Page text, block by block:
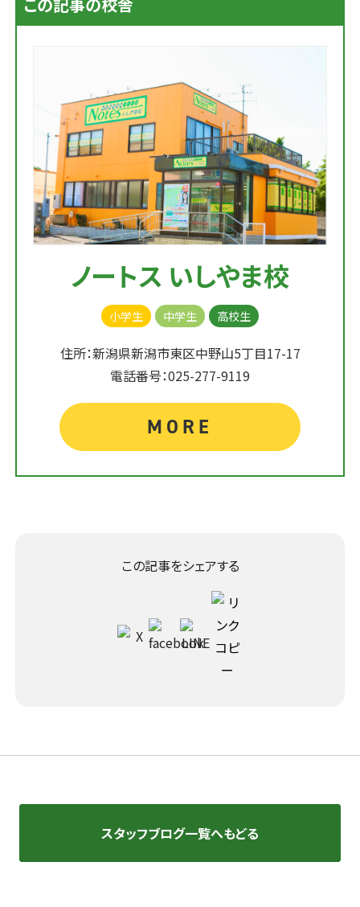
ノートス いしやま校
小学生 中学生 高校生
住所：新潟県新潟市東区中野山5丁目17-17
電話番号：025-277-9119
MORE
この記事をシェアする
スタッフブログ一覧へもどる